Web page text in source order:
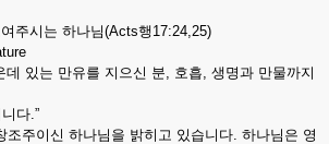
시는 하나님(Acts행17:24,25)
는 만유를 지으신 분, 호흡, 생명과 만물까지
다.”
이신 하나님을 밝히고 있습니다. 하나님은 영